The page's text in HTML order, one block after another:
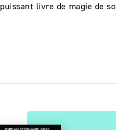
livre de magie de